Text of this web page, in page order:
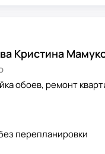
Кристина
обоев, ремонт
перепланировки